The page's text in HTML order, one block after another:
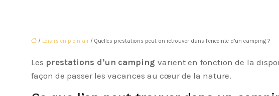
/ Loisirs en plein air / Quelles prestations peut-on retrouver dans l’enceinte d’un camping ?
Les prestations d’un camping varient en fonction de la
façon de passer les vacances au cœur de la nature.